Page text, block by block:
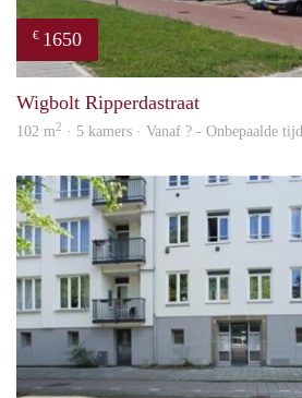
€ 1650
Wigbolt Ripperdastraat
102 m2 · 5 kamers · Vanaf ? - Onbepaalde tijd